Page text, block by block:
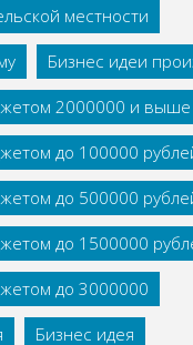
местности
Бизнес идеи
2000000 и выше
до 100000
до 500000
до 1500000
до 3000000
Бизнес идея